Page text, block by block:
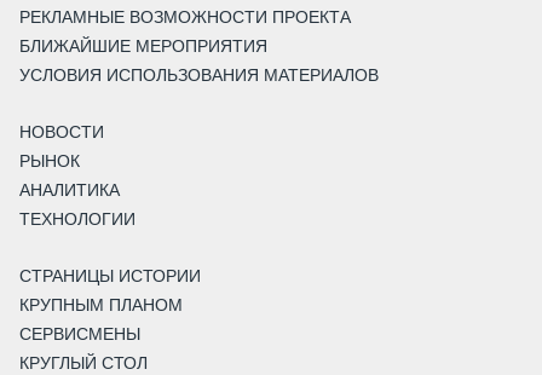
РЕКЛАМНЫЕ ВОЗМОЖНОСТИ ПРОЕКТА
БЛИЖАЙШИЕ МЕРОПРИЯТИЯ
УСЛОВИЯ ИСПОЛЬЗОВАНИЯ МАТЕРИАЛОВ
НОВОСТИ
РЫНОК
АНАЛИТИКА
ТЕХНОЛОГИИ
СТРАНИЦЫ ИСТОРИИ
КРУПНЫМ ПЛАНОМ
СЕРВИСМЕНЫ
КРУГЛЫЙ СТОЛ